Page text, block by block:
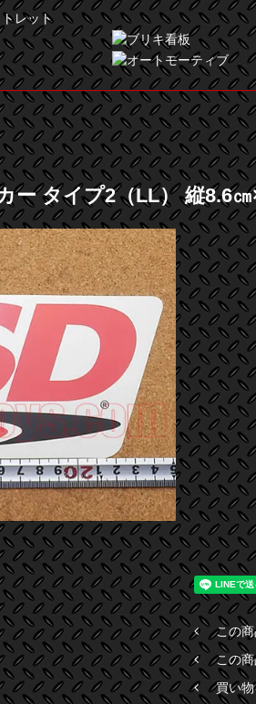
ー タイプ2（LL） 縦8.6
この
この
買い